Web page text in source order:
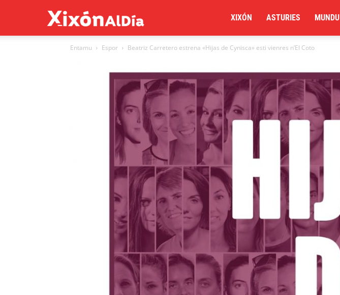
al
día
XIXÓN ASTURIES MUNDU
Entamu Espor Beatriz Carretero estrena «Hijas de Cynisca» esti vienres n’El Coto